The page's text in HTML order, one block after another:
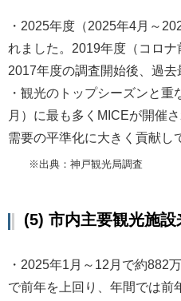
・2025年度（2025年4月～
れました。2019年度（コロナ
2017年度の調査開始後、過去
・観光のトップシーズンと
月）に最も多くMICEが開催
需要の平準化に大きく貢献し
※出典：神戸観光局調査
(5) 市内主要観光施設
・2025年1月～12月で約882
で前年を上回り、年間では前